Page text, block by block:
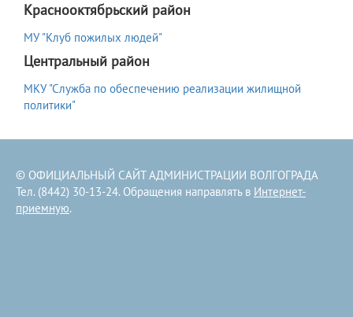
Краснооктябрьский район
МУ "Клуб пожилых людей"
Центральный район
МКУ "Служба по обеспечению реализации жилищной
политики"
© ОФИЦИАЛЬНЫЙ САЙТ АДМИНИСТРАЦИИ ВОЛГОГРАДА
Тел. (8442) 30-13-24. Обращения направлять в Интернет-
приемную.